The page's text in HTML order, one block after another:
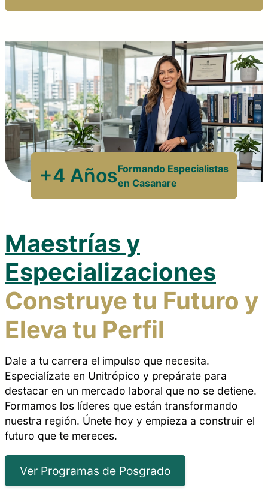
+4 AñosFormando Especialistas
en Casanare
Maestrías y
Especializaciones
Construye tu Futuro y
Eleva tu Perfil
Dale a tu carrera el impulso que necesita.
Especialízate en Unitrópico y prepárate para
destacar en un mercado laboral que no se detiene.
Formamos los líderes que están transformando
nuestra región. Únete hoy y empieza a construir el
futuro que te mereces.
Ver Programas de Posgrado